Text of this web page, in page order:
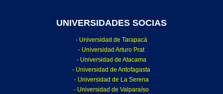
UNIVERSIDADES SOCIAS
- Universidad de Tarapacá
- Universidad Arturo Prat
- Universidad de Atacama
- Universidad de Antofagasta
- Universidad de La Serena
- Universidad de Valparaíso